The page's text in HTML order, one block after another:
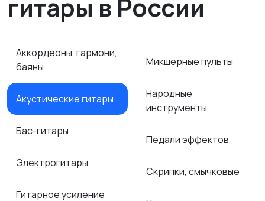
гитары в России
Аккордеоны, гармони,
баяны
Акустические гитары
Бас-гитары
Электрогитары
Гитарное усиление
Микшерные пульты
Народные
инструменты
Педали эффектов
Скрипки, смычковые